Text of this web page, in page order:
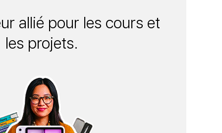
allié pour les cours et
les projets.